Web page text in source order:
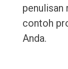
penulisan
contoh
Anda.